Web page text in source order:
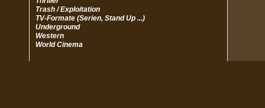
Trash / Exploitation
TV-Formate (Serien, Stand Up ...)
Underground
Western
World Cinema